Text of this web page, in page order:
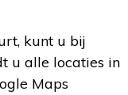
kunt u bij
u alle locaties in
Maps